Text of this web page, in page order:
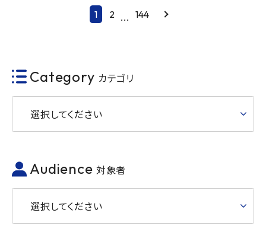
1 2 ... 144 Next
Category カテゴリ
選択してください
Audience 対象者
選択してください